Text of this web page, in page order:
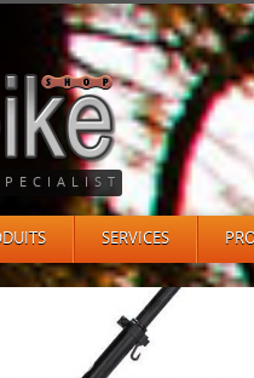
SERVICES